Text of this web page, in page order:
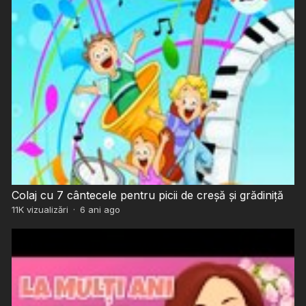
Colaj cu 7 cântecele pentru picii de creșă și grădiniță
11Kvizualizări · 6 ani ago